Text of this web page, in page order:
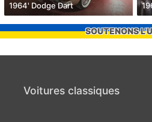
1964' Dodge Dart
SOUTENONS
Voitures classiques